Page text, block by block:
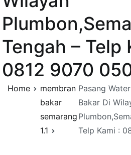
Tengah – Telp
0812 9070
Home
membran
bakar
semarang
1.1
Pasang
Bakar Di
Telp Kami :